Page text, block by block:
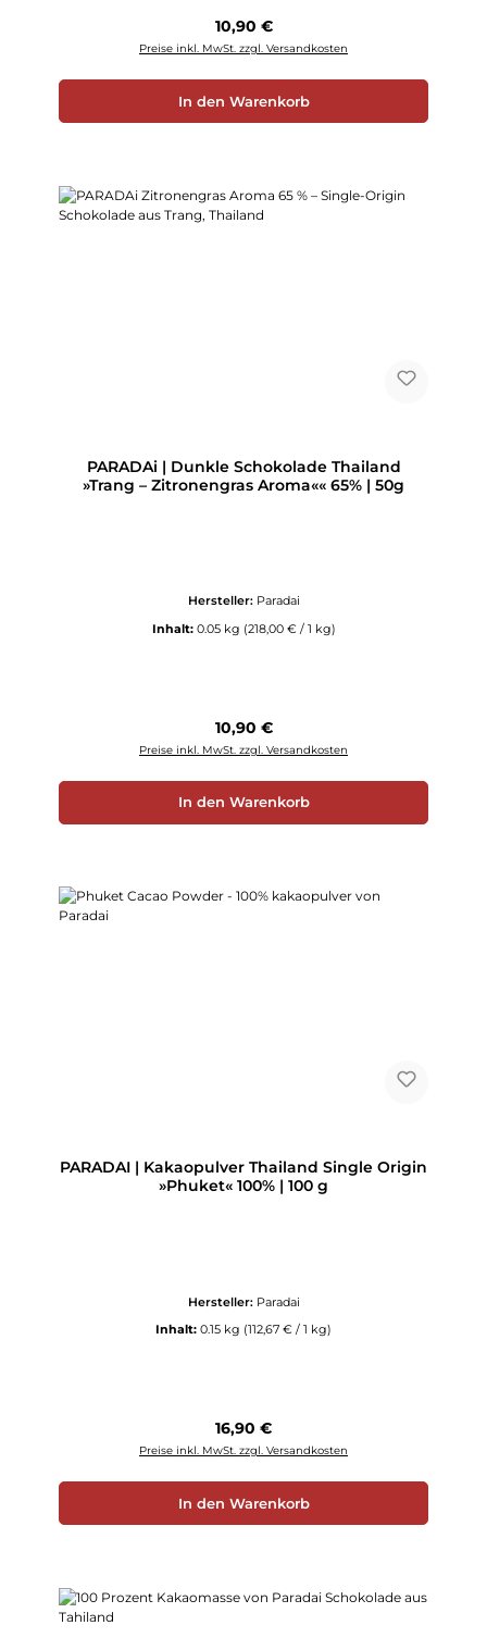
Regulärer Preis:
10,90 €
Preise inkl. MwSt. zzgl. Versandkosten
In den Warenkorb
PARADAi | Dunkle Schokolade Thailand
»Trang – Zitronengras Aroma«« 65% | 50g
Hersteller: Paradai
Inhalt: 0.05 kg (218,00 € / 1 kg)
Regulärer Preis:
10,90 €
Preise inkl. MwSt. zzgl. Versandkosten
In den Warenkorb
PARADAI | Kakaopulver Thailand Single Origin
»Phuket« 100% | 100 g
Hersteller: Paradai
Inhalt: 0.15 kg (112,67 € / 1 kg)
Regulärer Preis:
16,90 €
Preise inkl. MwSt. zzgl. Versandkosten
In den Warenkorb